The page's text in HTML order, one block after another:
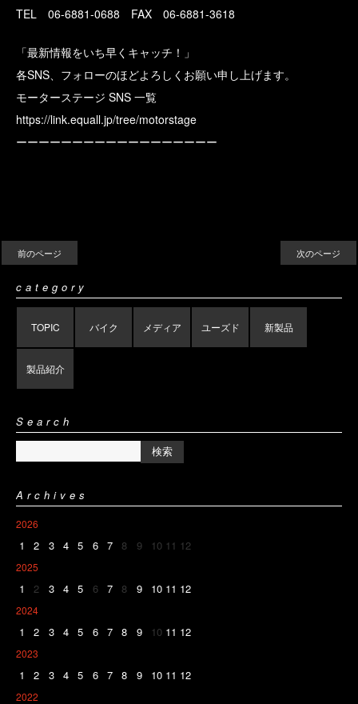
TEL 06-6881-0688 FAX 06-6881-3618
「最新情報をいち早くキャッチ！」
各SNS、フォローのほどよろしくお願い申し上げます。
モーターステージ SNS 一覧
https://link.equall.jp/tree/motorstage
ーーーーーーーーーーーーーーーーーー
前のページ 次のページ
category
TOPIC バイク メディア ユーズド 新製品
製品紹介
Search
Archives
2026
1 2 3 4 5 6 7 8 9 10 11 12
2025
1 2 3 4 5 6 7 8 9 10 11 12
2024
1 2 3 4 5 6 7 8 9 10 11 12
2023
1 2 3 4 5 6 7 8 9 10 11 12
2022